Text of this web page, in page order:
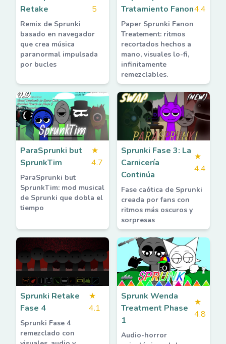
Retake
5
Remix de Sprunki
basado en navegador
que crea música
paranormal impulsada
por bucles
Tratamiento Fanon4.4
Paper Sprunki Fanon
Treatement: ritmos
recortados hechos a
mano, visuales lo-fi,
infinitamente
remezclables.
ParaSprunki but
SprunkTim
★
4.7
ParaSprunki but
SprunkTim: mod musical
de Sprunki que dobla el
tiempo
Sprunki Fase 3: La
Carnicería
Continúa
★
4.4
Fase caótica de Sprunki
creada por fans con
ritmos más oscuros y
sorpresas
Sprunki Retake
Fase 4
★
4.1
Sprunki Fase 4
remezclado con
Sprunk Wenda
Treatment Phase
1
★
4.8
Audio-horror